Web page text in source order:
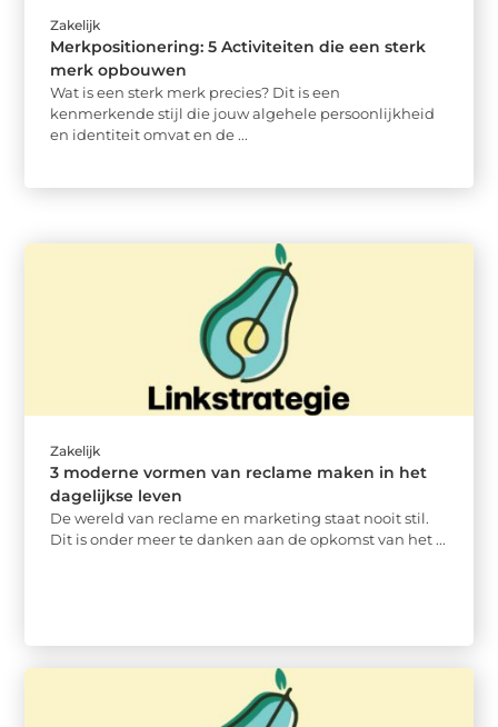
Zakelijk
Merkpositionering: 5 Activiteiten die een sterk
merk opbouwen
Wat is een sterk merk precies? Dit is een
kenmerkende stijl die jouw algehele persoonlijkheid
en identiteit omvat en de ...
Zakelijk
3 moderne vormen van reclame maken in het
dagelijkse leven
De wereld van reclame en marketing staat nooit stil.
Dit is onder meer te danken aan de opkomst van het ...